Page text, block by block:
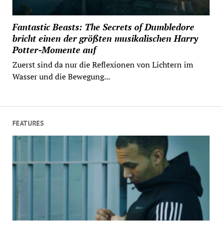
Fantastic Beasts: The Secrets of Dumbledore
bricht einen der größten musikalischen Harry
Potter-Momente auf
Zuerst sind da nur die Reflexionen von Lichtern im
Wasser und die Bewegung...
FEATURES